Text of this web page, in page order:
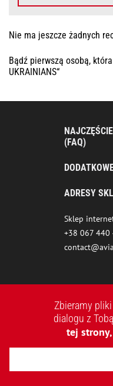
Nie ma jeszcze żadnych
Bądź pierwszą osobą,
UKRAINIANS“
(FAQ)
ADRESY
Sklep
+38 067 440
2015-2026 © AVIATSIYA
TWORZENIE
Zbieramy
dialogu z Tobą
tej